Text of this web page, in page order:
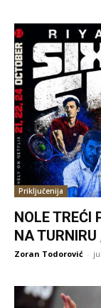
Priključenija
NOLE TREĆI
NA
Zoran Todorović -